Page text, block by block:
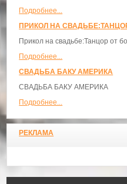
Подробнее...
ПРИКОЛ НА
Прикол на свадьбе:Танцор от
Подробнее...
СВАДЬБА БАКУ АМЕРИКА
СВАДЬБА БАКУ АМЕРИКА
Подробнее...
РЕКЛАМА